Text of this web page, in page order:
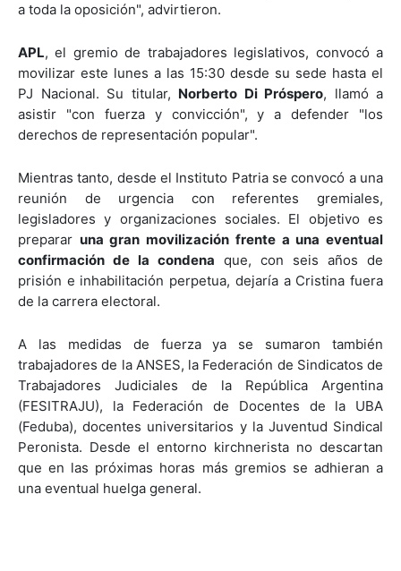
a toda la oposición", advirtieron.
APL, el gremio de trabajadores legislativos, convocó a
movilizar este lunes a las 15:30 desde su sede hasta el
PJ Nacional. Su titular, Norberto Di Próspero, llamó a
asistir "con fuerza y convicción", y a defender "los
derechos de representación popular".
Mientras tanto, desde el Instituto Patria se convocó a una
reunión de urgencia con referentes gremiales,
legisladores y organizaciones sociales. El objetivo es
preparar una gran movilización frente a una eventual
confirmación de la condena que, con seis años de
prisión e inhabilitación perpetua, dejaría a Cristina fuera
de la carrera electoral.
A las medidas de fuerza ya se sumaron también
trabajadores de la ANSES, la Federación de Sindicatos de
Trabajadores Judiciales de la República Argentina
(FESITRAJU), la Federación de Docentes de la UBA
(Feduba), docentes universitarios y la Juventud Sindical
Peronista. Desde el entorno kirchnerista no descartan
que en las próximas horas más gremios se adhieran a
una eventual huelga general.